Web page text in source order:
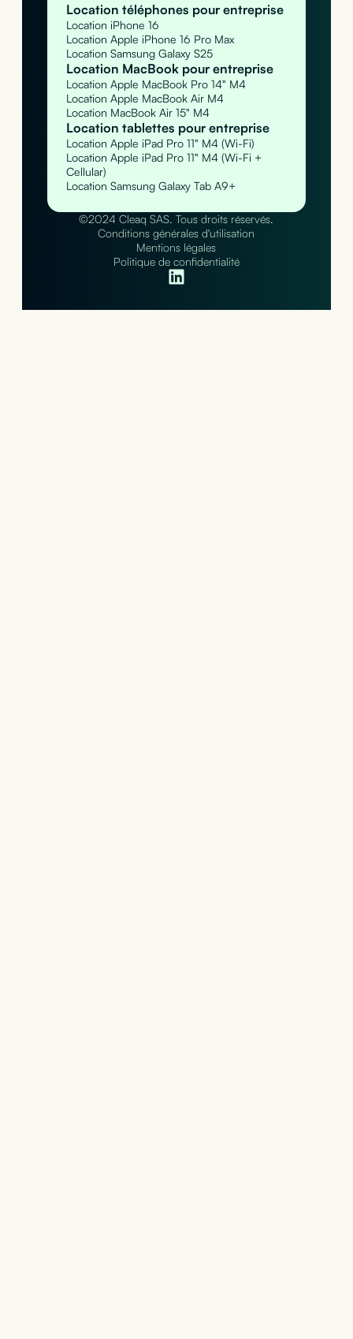
Location téléphones pour entreprise
Location iPhone 16
Location Apple iPhone 16 Pro Max
Location Samsung Galaxy S25
Location MacBook pour entreprise
Location Apple MacBook Pro 14" M4
Location Apple MacBook Air M4
Location MacBook Air 15" M4
Location tablettes pour entreprise
Location Apple iPad Pro 11" M4 (Wi-Fi)
Location Apple iPad Pro 11" M4 (Wi-Fi +
Cellular)
Location Samsung Galaxy Tab A9+
©2024 Cleaq SAS. Tous droits réservés.
Conditions générales d'utilisation
Mentions légales
Politique de confidentialité